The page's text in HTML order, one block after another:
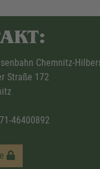
Chemnitz-
Straße 172
46400892